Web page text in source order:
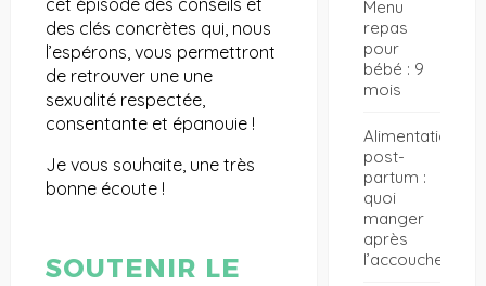
des clés concrètes qui, nous
l’espérons, vous permettront
de retrouver une une
sexualité respectée,
consentante et épanouie !
Je vous souhaite, une très
bonne écoute !
SOUTENIR LE
Menu
repas
pour
bébé : 9
mois
Alimentation
post-
partum :
quoi
manger
après